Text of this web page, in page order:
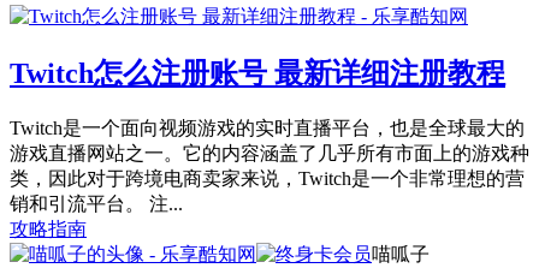
Twitch怎么注册账号 最新详细注册教程
Twitch是一个面向视频游戏的实时直播平台，也是全球最大的
游戏直播网站之一。它的内容涵盖了几乎所有市面上的游戏种
类，因此对于跨境电商卖家来说，Twitch是一个非常理想的营
销和引流平台。 注...
攻略指南
喵呱子